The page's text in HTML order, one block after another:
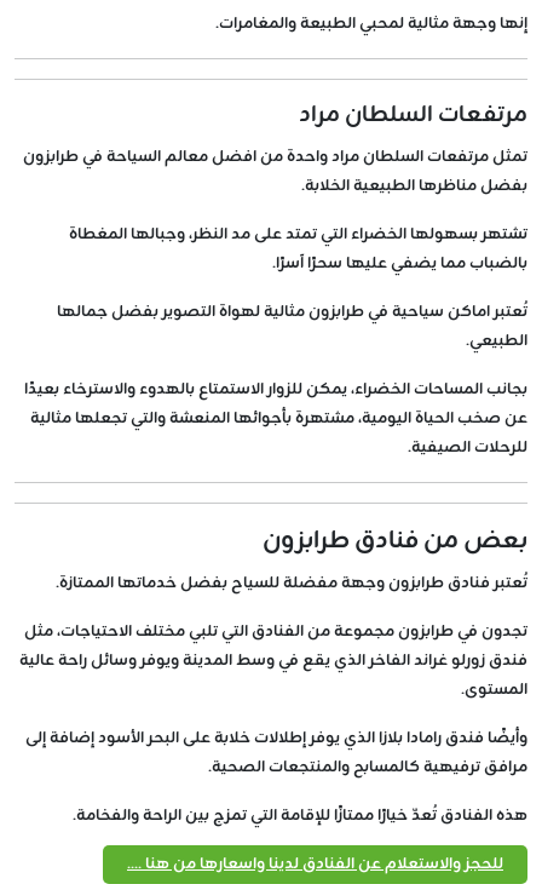
إنها وجهة مثالية لمحبي الطبيعة والمغامرات.
مرتفعات السلطان مراد
تمثل مرتفعات السلطان مراد واحدة من افضل معالم السياحة في طرابزون
بفضل مناظرها الطبيعية الخلابة.
تشتهر بسهولها الخضراء التي تمتد على مد النظر، وجبالها المغطاة
بالضباب مما يضفي عليها سحرًا آسرًا.
تُعتبر اماكن سياحية في طرابزون مثالية لهواة التصوير بفضل جمالها
الطبيعي.
بجانب المساحات الخضراء، يمكن للزوار الاستمتاع بالهدوء والاسترخاء بعيدًا
عن صخب الحياة اليومية، مشتهرة بأجوائها المنعشة والتي تجعلها مثالية
للرحلات الصيفية.
بعض من فنادق طرابزون
تُعتبر فنادق طرابزون وجهة مفضلة للسياح بفضل خدماتها الممتازة.
تجدون في طرابزون مجموعة من الفنادق التي تلبي مختلف الاحتياجات، مثل
فندق زورلو غراند الفاخر الذي يقع في وسط المدينة ويوفر وسائل راحة عالية
المستوى.
وأيضًا فندق رامادا بلازا الذي يوفر إطلالات خلابة على البحر الأسود إضافة إلى
مرافق ترفيهية كالمسابح والمنتجعات الصحية.
هذه الفنادق تُعدّ خيارًا ممتازًا للإقامة التي تمزج بين الراحة والفخامة.
للحجز والاستعلام عن الفنادق لدينا واسعارها من هنا ....